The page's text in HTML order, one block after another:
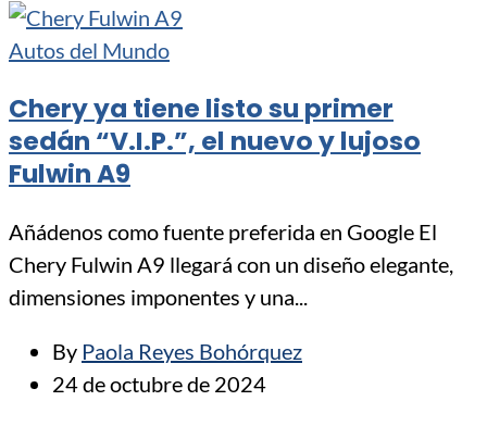
Autos del Mundo
Chery ya tiene listo su primer
sedán “V.I.P.”, el nuevo y lujoso
Fulwin A9
Añádenos como fuente preferida en Google El
Chery Fulwin A9 llegará con un diseño elegante,
dimensiones imponentes y una...
By Paola Reyes Bohórquez
24 de octubre de 2024